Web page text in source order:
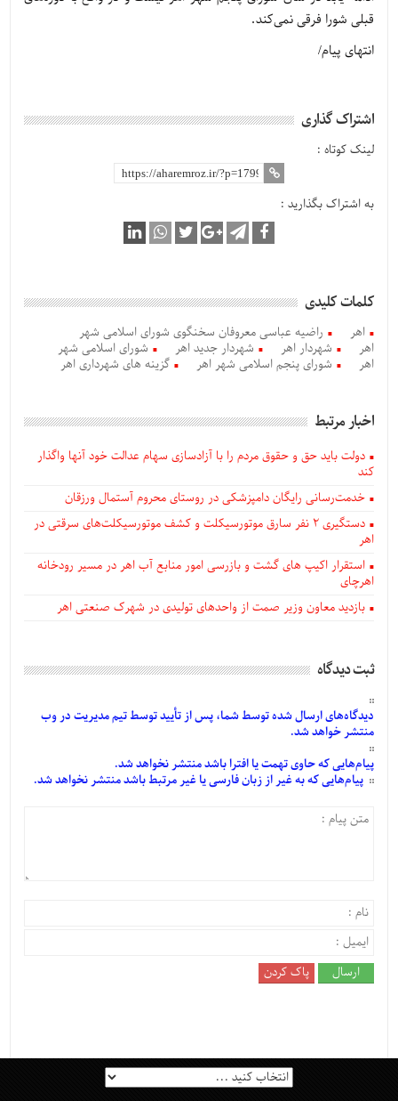
قبلی شورا فرقی نمی‌کند.
انتهای پیام/
اشتراک گذاری
لینک کوتاه :
به اشتراک بگذارید :
کلمات کلیدی
اهر
راضیه عباسی معروفان سخنگوی شورای اسلامی شهر
اهر
شهردار اهر شهردار جدید اهر
شورای اسلامی شهر
اهر
شورای پنجم اسلامی شهر اهر گزینه های شهرداری اهر
اخبار مرتبط
دولت باید حق و حقوق مردم را با آزادسازی سهام عدالت خود آنها واگذار
کند
خدمت‌رسانی رایگان دامپزشکی در روستای محروم آستمال ورزقان
دستگيری ۲ نفر سارق موتورسیکلت و کشف موتورسیکلت‌های سرقتی در
اهر
استقرار اکیپ های گشت و بازرسی امور منابع آب اهر در مسیر رودخانه
اهرچای
بازدید معاون وزیر صمت از واحدهای تولیدی در شهرک صنعتی اهر
ثبت دیدگاه
دیدگاه‌هایارسالشدهتوسط شما، پس ازتأییدتوسط تیم مدیریت در وب
منتشر خواهد شد.
پیام‌هاییکه حاوی تهمت یا افترا باشد منتشر نخواهد شد.
پیام‌هاییکه به غیر از زبان فارسی یا غیر مرتبط باشد منتشر نخواهد شد.